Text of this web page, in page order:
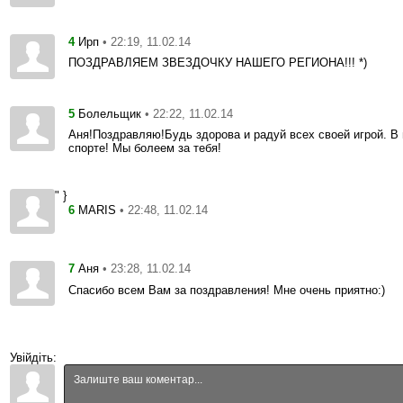
4 Ирп • 22:19, 11.02.14
ПОЗДРАВЛЯЕМ ЗВЕЗДОЧКУ НАШЕГО РЕГИОНА!!! *)
5 Болельщик • 22:22, 11.02.14
Аня!Поздравляю!Будь здорова и радуй всех своей игрой.
спорте! Мы болеем за тебя!
" }
6 MARIS • 22:48, 11.02.14
7 Аня • 23:28, 11.02.14
Спасибо всем Вам за поздравления! Мне очень приятно:)
Увійдіть: